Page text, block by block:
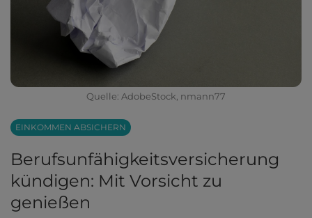
Quelle: AdobeStock, nmann77
EINKOMMEN ABSICHERN
Berufsunfähigkeits­versicherung
kündigen: Mit Vorsicht zu
genießen